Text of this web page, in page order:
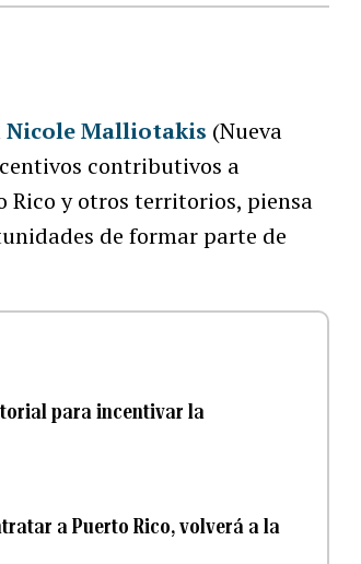
Nicole Malliotakis (Nueva
contributivos a
Rico y otros territorios, piensa
de formar parte de
para incentivar la
a Puerto Rico, volverá a la